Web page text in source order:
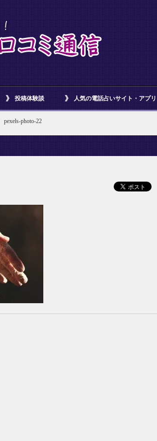
投稿体験談 人気の電話占いサイト・アプリ
pexels-photo-22